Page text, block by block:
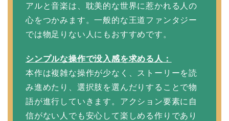
アルと音楽は、耽美的な世界に惹かれる人の
心をつかみます。一般的な王道ファンタジー
では物足りない人にもおすすめです。
シンプルな操作で没入感を求める人：
本作は複雑な操作が少なく、ストーリーを読
み進めたり、選択肢を選んだりすることで物
語が進行していきます。アクション要素に自
信がない人でも安心して楽しめる作りであり